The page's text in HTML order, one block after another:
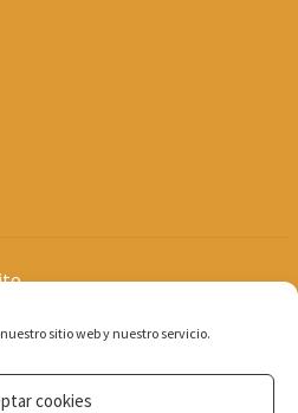
sitio web y nuestro servicio.
cookies